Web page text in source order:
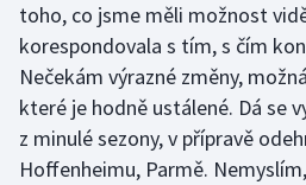
toho, co jsme měli možnost
korespondovala s tím, s čím
Nečekám výrazné změny,
které je hodně ustálené. Dá se
z minulé sezony, v přípravě
Hoffenheimu, Parmě.